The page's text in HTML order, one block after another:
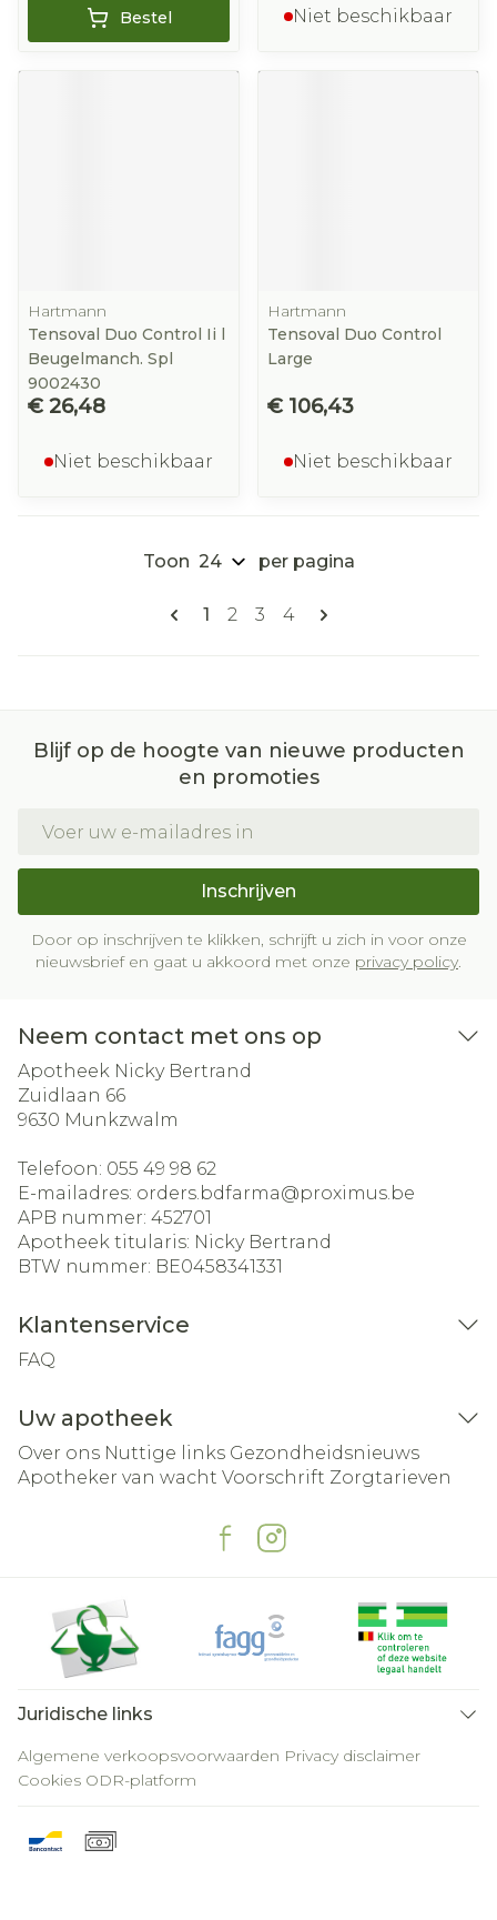
Bestel Niet beschikbaar
Hartmann
Tensoval Duo Control Ii l
Beugelmanch. Spl
9002430
€ 26,48
Niet beschikbaar
Hartmann
Tensoval Duo Control
Large
€ 106,43
Niet beschikbaar
Pagina's
U lees momenteel pagina
1 Pagina
2 Pagina
3 Pagina
4
Toon per pagina
Blijf op de hoogte van nieuwe producten
en promoties
Inschrijven
Door op inschrijven te klikken, schrijft u zich in voor onze
nieuwsbrief en gaat u akkoord met onze privacy policy.
Neem contact met ons op
Apotheek Nicky Bertrand
Zuidlaan 66
9630 Munkzwalm
Telefoon: 055 49 98 62
E-mailadres: orders.bdfarma@proximus.be
APB nummer: 452701
Apotheek titularis: Nicky Bertrand
BTW nummer: BE0458341331
Klantenservice
FAQ
Uw apotheek
Over ons Nuttige links Gezondheidsnieuws
Apotheker van wacht Voorschrift Zorgtarieven
Juridische links
Algemene verkoopsvoorwaarden Privacy disclaimer
Cookies ODR-platform